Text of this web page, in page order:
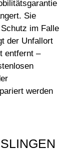
Sie
im Falle
der Unfallort
entfernt –
werden